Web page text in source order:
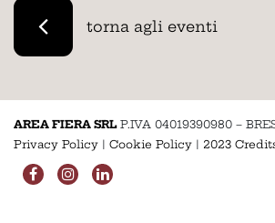
torna agli eventi
AREA FIERA SRLP.IVA 04019390980 –
Privacy Policy | Cookie Policy | 2023